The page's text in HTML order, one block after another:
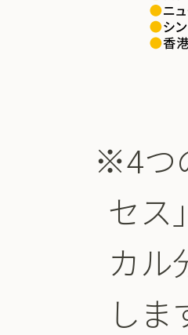
※4つ
セス
カル
しま